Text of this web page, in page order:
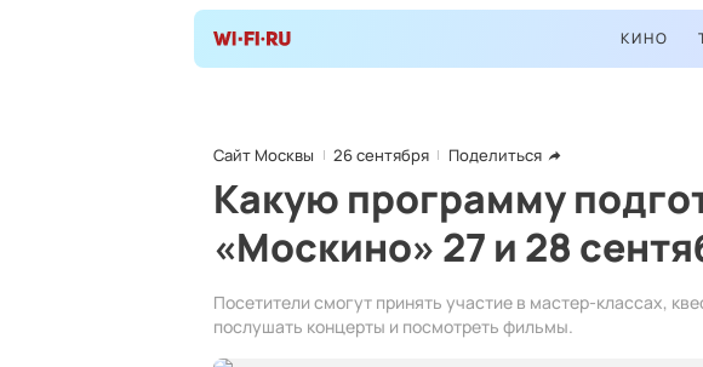
КИНО
Сайт Москвы 26 сентября Поделиться
Какую программу
«Москино» 27 и 28
Посетители смогут принять участие в мастер-классах,
послушать концерты и посмотреть фильмы.